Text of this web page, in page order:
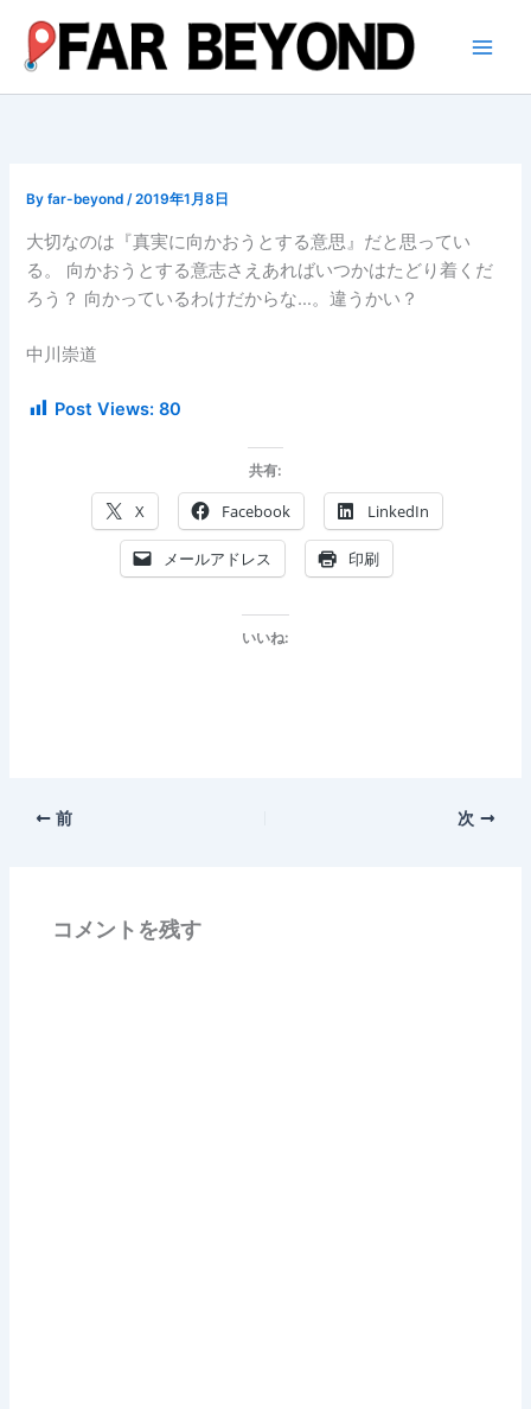
ス
Byfar-beyond/2019年1月8日
大切なのは『真実に向かおうとする意思』だと思ってい
る。 向かおうとする意志さえあればいつかはたどり着くだ
ろう？ 向かっているわけだからな…。違うかい？
中川崇道
Post Views: 80
共有:
X Facebook LinkedIn
メールアドレス 印刷
いいね:
前 次
コメントを残す